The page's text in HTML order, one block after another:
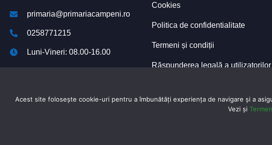
primaria@primariacampeni.ro
0258771215
Luni-Vineri: 08.00-16.00
Cookies
Politica de confidentialitate
Termeni și condiții
Răspunderea legală a utilizatorilor
Acest site folosește cookie-uri pentru a îmbunătăți experiența de navigare și a
Vezi și